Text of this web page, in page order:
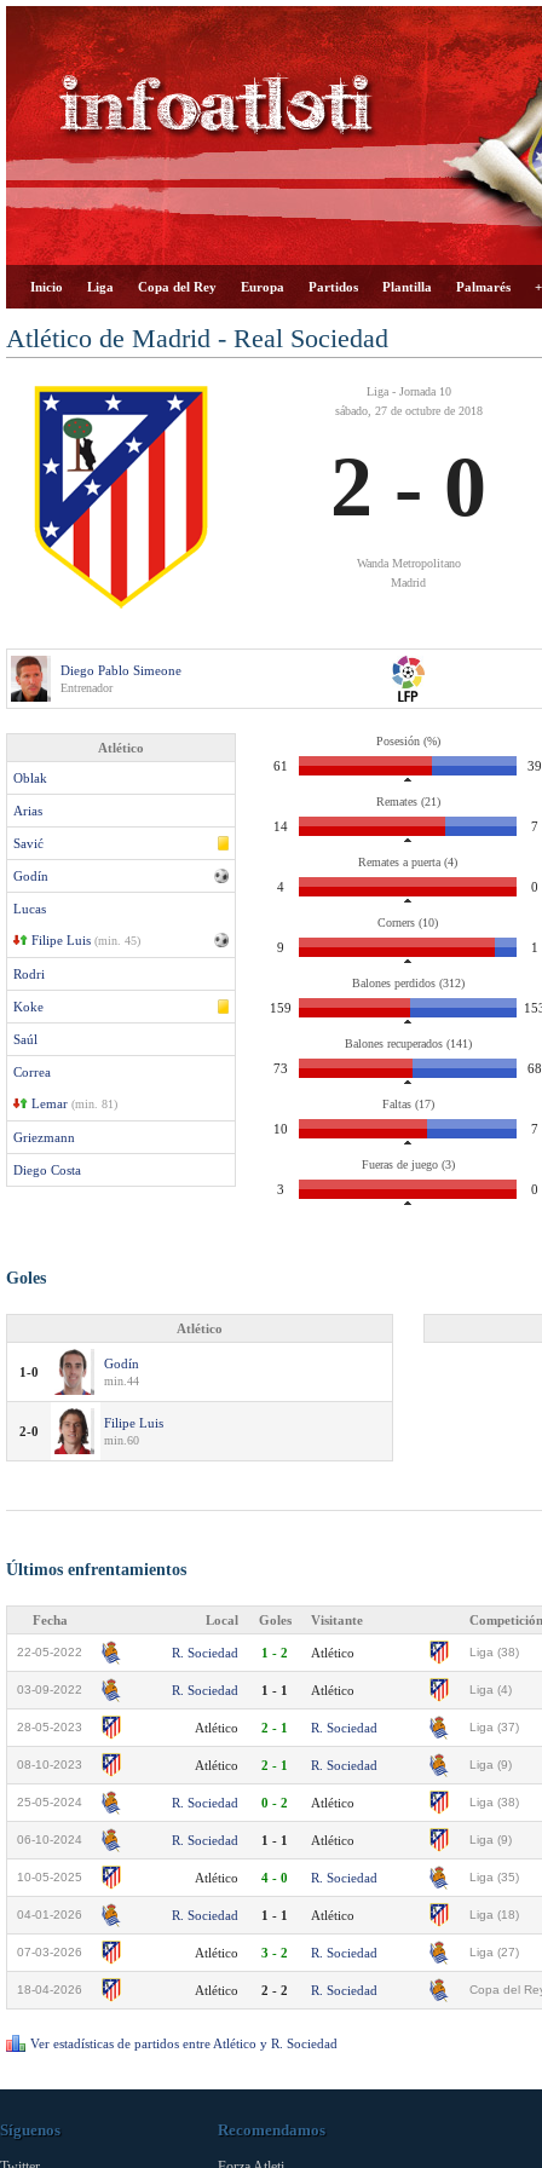
Inicio Liga Copa del Rey Europa Partidos Plantilla Palmarés
Atlético de Madrid - Real Sociedad
Liga - Jornada 10
sábado, 27 de octubre de 2018
2 - 0
Wanda Metropolitano
Madrid
Diego Pablo Simeone
Entrenador
Atlético
Oblak
Arias
Savić
Godín
Lucas
Filipe Luis (min. 45)
Rodri
Koke
Saúl
Correa
Lemar (min. 81)
Griezmann
Diego Costa
Posesión (%)
61 39
Remates (21)
14 7
Remates a puerta (4)
4 0
Corners (10)
9 1
Balones perdidos (312)
159
Balones recuperados (141)
73 68
Faltas (17)
10 7
Fueras de juego (3)
3 0
Goles
Atlético
1-0
Godín
min.44
2-0
Filipe Luis
min.60
Últimos enfrentamientos
Fecha Local Goles Visitante Competición
22-05-2022 R. Sociedad 1 - 2 Atlético Liga (38)
03-09-2022 R. Sociedad 1 - 1 Atlético Liga (4)
28-05-2023 Atlético 2 - 1 R. Sociedad Liga (37)
08-10-2023 Atlético 2 - 1 R. Sociedad Liga (9)
25-05-2024 R. Sociedad 0 - 2 Atlético Liga (38)
06-10-2024 R. Sociedad 1 - 1 Atlético Liga (9)
10-05-2025 Atlético 4 - 0 R. Sociedad Liga (35)
04-01-2026 R. Sociedad 1 - 1 Atlético Liga (18)
07-03-2026 Atlético 3 - 2 R. Sociedad Liga (27)
18-04-2026 Atlético 2 - 2 R. Sociedad Copa del
Ver estadísticas de partidos entre Atlético y R. Sociedad
Síguenos Recomendamos